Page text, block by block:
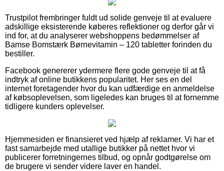
Trustpilot frembringer fuldt ud solide genveje til at evaluere
adskillige eksisterende køberes reflektioner og derfor går vi
ind for, at du analyserer webshoppens bedømmelser af
Bamse Bomstærk Børnevitamin – 120 tabletter forinden du
bestiller.
Facebook genererer ydermere flere gode genveje til at få
indtryk af online butikkens popularitet. Her ses en del
internet foretagender hvor du kan udfærdige en anmeldelse
af købsoplevelsen, som ligeledes kan bruges til at fornemme
tidligere kunders oplevelser.
Hjemmesiden er finansieret ved hjælp af reklamer. Vi har et
fast samarbejde med utallige butikker på nettet hvor vi
publicerer forretningernes tilbud, og opnår godtgørelse om
de brugere vi sender videre laver en handel.